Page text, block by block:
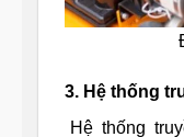
3. Hệ thống
Hệ thống